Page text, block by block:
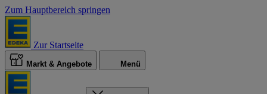
Zum Hauptbereich springen
Zur Startseite
Markt & Angebote Menü